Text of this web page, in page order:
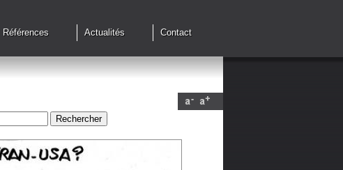
Références Actualités Contact